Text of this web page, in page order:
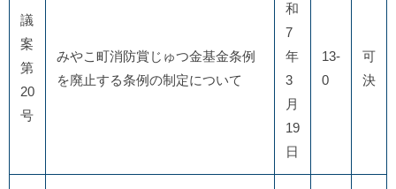
議
案
第
20
号
みやこ町消防賞じゅつ金基金条例
を廃止する条例の制定について
和
7
年
3
月
19
日
13-
0
可
決